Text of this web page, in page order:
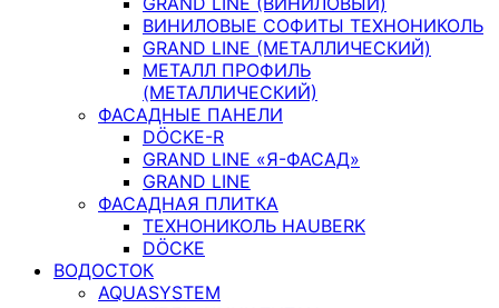
ВИНИЛОВЫЕ СОФИТЫ ТЕХНОНИКОЛЬ
GRAND LINE (МЕТАЛЛИЧЕСКИЙ)
МЕТАЛЛ ПРОФИЛЬ
(МЕТАЛЛИЧЕСКИЙ)
ФАСАДНЫЕ ПАНЕЛИ
DÖCKE-R
GRAND LINE «Я-ФАСАД»
GRAND LINE
ФАСАДНАЯ ПЛИТКА
ТЕХНОНИКОЛЬ HAUBERK
DÖCKE
ВОДОСТОК
AQUASYSTEM